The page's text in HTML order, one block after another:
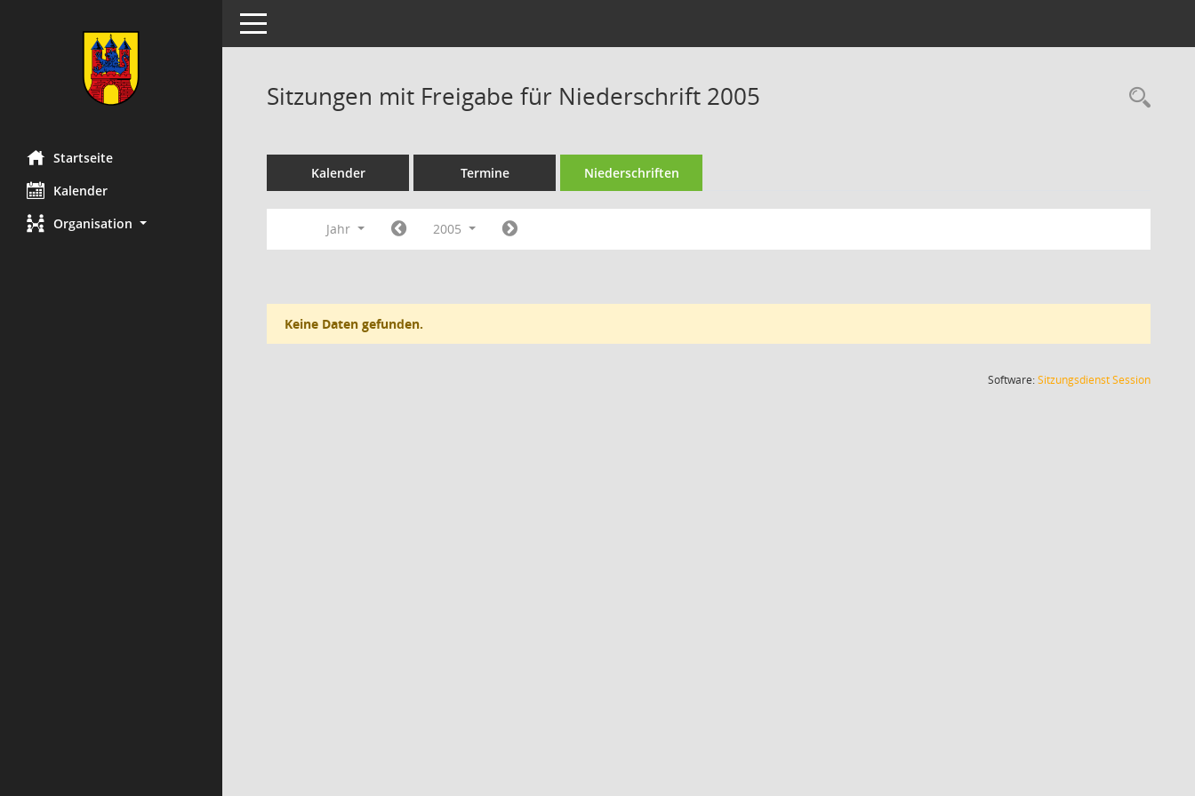
Startseite
Kalender
Organisation
Toggle navigation
Sitzungen mit Freigabe für Niederschrift 2005
Kalender Termine Niederschriften
Jahr 2005
Keine Daten gefunden.
Software:SitzungsdienstSession(Wird in